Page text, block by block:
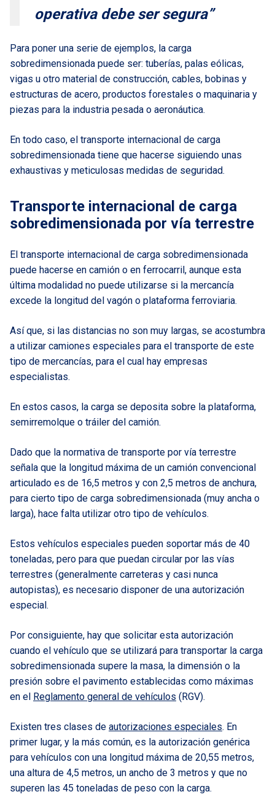
operativa debe ser segura”
Para poner una serie de ejemplos, la carga
sobredimensionada puede ser: tuberías, palas eólicas,
vigas u otro material de construcción, cables, bobinas y
estructuras de acero, productos forestales o maquinaria y
piezas para la industria pesada o aeronáutica.
En todo caso, el transporte internacional de carga
sobredimensionada tiene que hacerse siguiendo unas
exhaustivas y meticulosas medidas de seguridad.
Transporte internacional de carga
sobredimensionada por vía terrestre
El transporte internacional de carga sobredimensionada
puede hacerse en camión o en ferrocarril, aunque esta
última modalidad no puede utilizarse si la mercancía
excede la longitud del vagón o plataforma ferroviaria.
Así que, si las distancias no son muy largas, se acostumbra
a utilizar camiones especiales para el transporte de este
tipo de mercancías, para el cual hay empresas
especialistas.
En estos casos, la carga se deposita sobre la plataforma,
semirremolque o tráiler del camión.
Dado que la normativa de transporte por vía terrestre
señala que la longitud máxima de un camión convencional
articulado es de 16,5 metros y con 2,5 metros de anchura,
para cierto tipo de carga sobredimensionada (muy ancha o
larga), hace falta utilizar otro tipo de vehículos.
Estos vehículos especiales pueden soportar más de 40
toneladas, pero para que puedan circular por las vías
terrestres (generalmente carreteras y casi nunca
autopistas), es necesario disponer de una autorización
especial.
Por consiguiente, hay que solicitar esta autorización
cuando el vehículo que se utilizará para transportar la carga
sobredimensionada supere la masa, la dimensión o la
presión sobre el pavimento establecidas como máximas
en el Reglamento general de vehículos (RGV).
Existen tres clases de autorizaciones especiales. En
primer lugar, y la más común, es la autorización genérica
para vehículos con una longitud máxima de 20,55 metros,
una altura de 4,5 metros, un ancho de 3 metros y que no
superen las 45 toneladas de peso con la carga.